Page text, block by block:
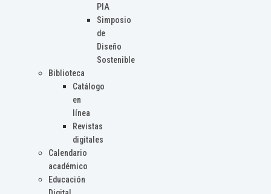
PIA
Simposio
de
Diseño
Sostenible
Biblioteca
Catálogo
en
línea
Revistas
digitales
Calendario
académico
Educación